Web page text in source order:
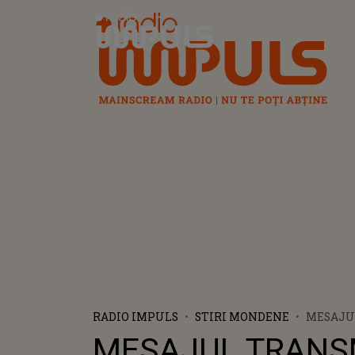
Radio Impuls
RADIO IMPULS STIRI MONDENE